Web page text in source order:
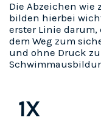
Die Abzeichen wie
bilden hierbei
erster Linie
dem Weg zum
und ohne Druck
1X